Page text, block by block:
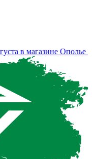
в магазине Ополье